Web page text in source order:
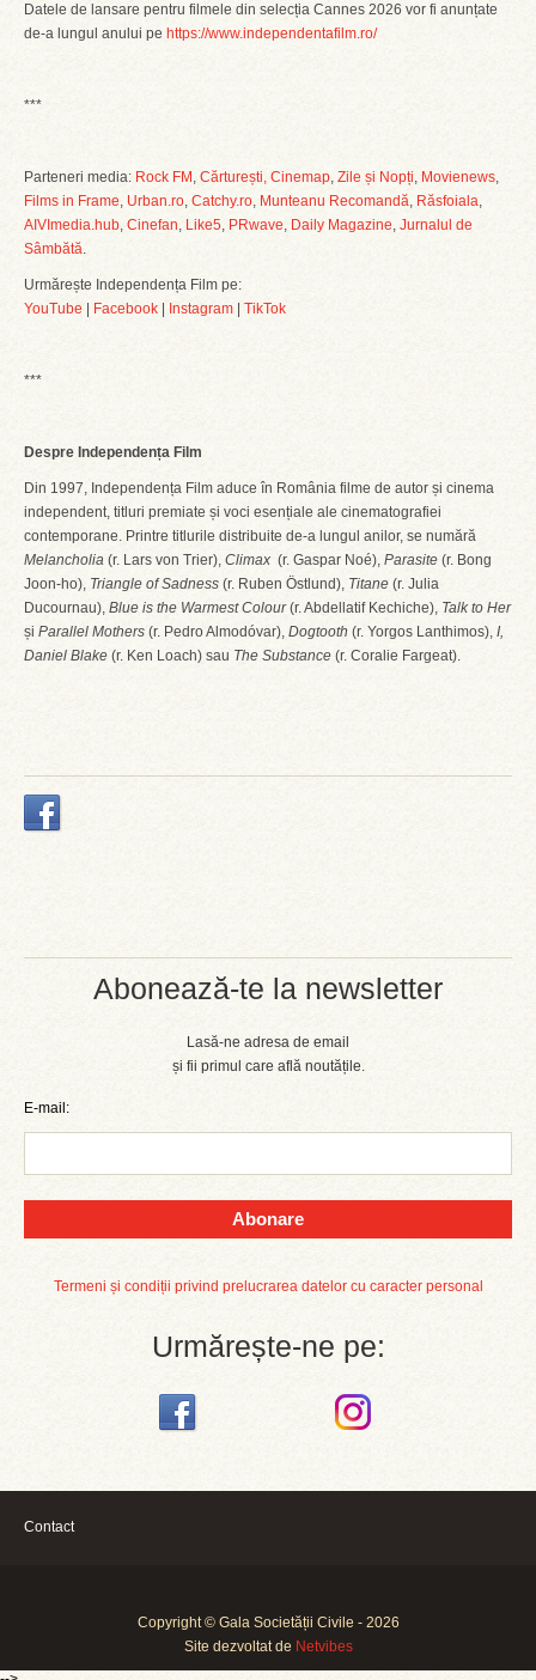
Abonează-te la newsletter
Lasă-ne adresa de email
și fii primul care află noutățile.
E-mail:
Abonare
Termeni și condiții privind prelucrarea datelor cu caracter personal
Urmărește-ne pe:
Datele de lansare pentru filmele din selecția Cannes 2026 vor fi anunțate
de-a lungul anului pe https://www.independentafilm.ro/
***
Parteneri media: Rock FM , Cărturești, Cinemap, Zile și Nopți, Movienews,
Films in Frame, Urban.ro, Catchy.ro, Munteanu Recomandă, Răsfoiala,
AIVImedia.hub, Cinefan, Like5, PRwave, Daily Magazine, Jurnalul de
Sâmbătă.
Urmărește Independența Film pe:
YouTube
Facebook Instagram TikTok
***
Despre Independența Film
Din 1997, Independența Film aduce în România filme de autor și cinema
independent, titluri premiate și voci esențiale ale cinematografiei
contemporane. Printre titlurile distribuite de-a lungul anilor, se numără
Melancholia (r. Lars von Trier), Climax (r. Gaspar Noé), Parasite (r. Bong
Joon-ho), Triangle of Sadness (r. Ruben Östlund), Titane (r. Julia
Ducournau), Blue is the Warmest Colour(r. Abdellatif Kechiche), Talk to Her
și Parallel Mothers (r. Pedro Almodóvar), Dogtooth (r. Yorgos Lanthimos), I,
Daniel Blake (r. Ken Loach) sau The Substance (r. Coralie Fargeat).
Contact
Copyright © Gala Societății Civile - 2026
Site dezvoltat de Netvibes